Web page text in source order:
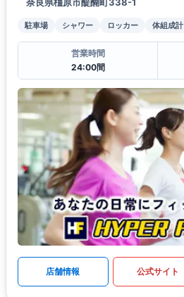
駐車場 シャワー ロッカー 体組成計
営業時間
24:00間
店舗情報 公式サイト